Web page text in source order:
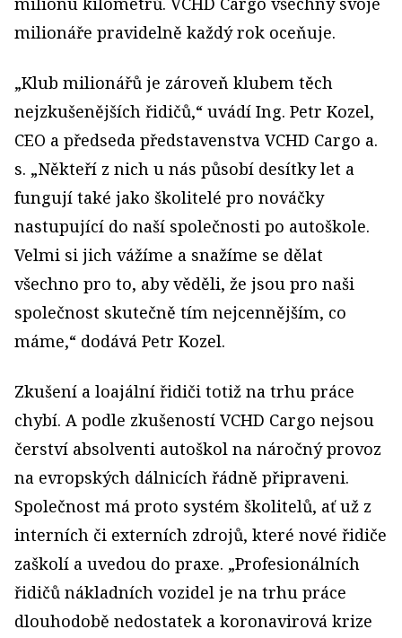
milionáře pravidelně každý rok oceňuje.
„Klub milionářů je zároveň klubem těch
nejzkušenějších řidičů,“ uvádí Ing. Petr Kozel,
CEO a předseda představenstva VCHD Cargo a.
s. „Někteří z nich u nás působí desítky let a
fungují také jako školitelé pro nováčky
nastupující do naší společnosti po autoškole.
Velmi si jich vážíme a snažíme se dělat
všechno pro to, aby věděli, že jsou pro naši
společnost skutečně tím nejcennějším, co
máme,“ dodává Petr Kozel.
Zkušení a loajální řidiči totiž na trhu práce
chybí. A podle zkušeností VCHD Cargo nejsou
čerství absolventi autoškol na náročný provoz
na evropských dálnicích řádně připraveni.
Společnost má proto systém školitelů, ať už z
interních či externích zdrojů, které nové řidiče
zaškolí a uvedou do praxe. „Profesionálních
řidičů nákladních vozidel je na trhu práce
dlouhodobě nedostatek a koronavirová krize